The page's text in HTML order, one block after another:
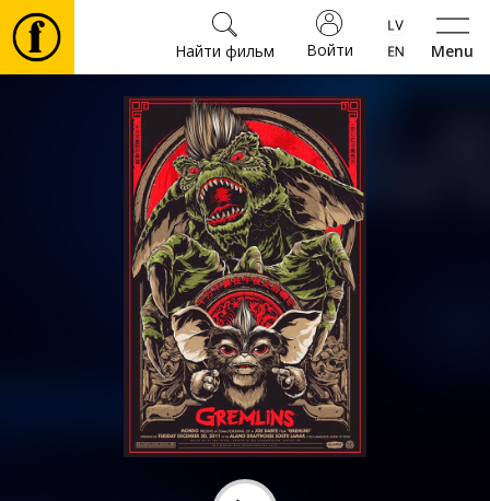
Menu
Войти
Найти фильм
Фильмы
Культура
Мероприятия